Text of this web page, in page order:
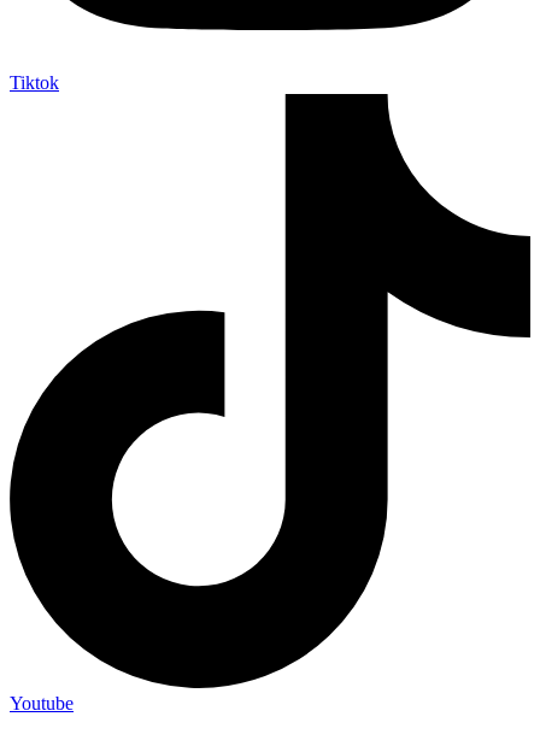
Tiktok
Youtube